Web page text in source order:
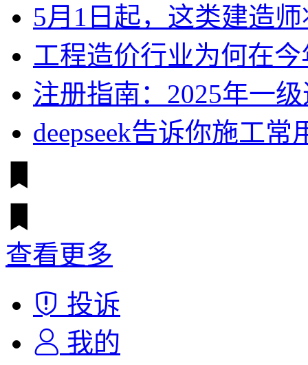
5月1日起，这类建造
工程造价行业为何在今
注册指南：2025年一
deepseek告诉你施工
查看更多
投诉
我的